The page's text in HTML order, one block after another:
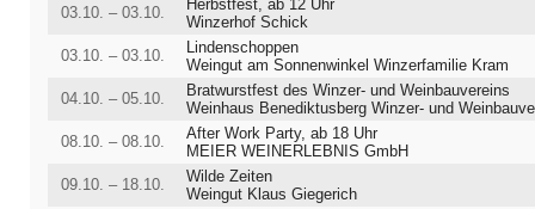
03.10. – 03.10.
Herbstfest, ab 12 Uhr
Winzerhof Schick
03.10. – 03.10.
Lindenschoppen
Weingut am Sonnenwinkel Winzerfamilie Kram
04.10. – 05.10.
Bratwurstfest des Winzer- und Weinbauvereins
Weinhaus Benediktusberg Winzer- und Weinbauverein Retzbach
08.10. – 08.10.
After Work Party, ab 18 Uhr
MEIER WEINERLEBNIS GmbH
09.10. – 18.10.
Wilde Zeiten
Weingut Klaus Giegerich